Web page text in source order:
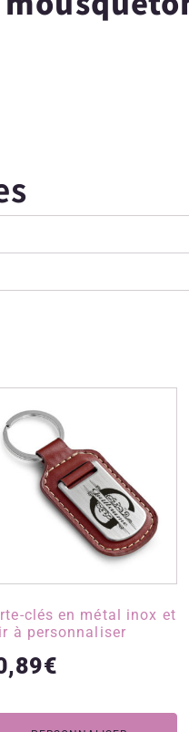
clés en métal inox et
à personnaliser
€